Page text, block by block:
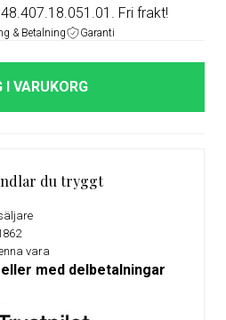
Fri frakt!
& Betalning Garanti
I VARUKORG
du tryggt
vara
med delbetalningar